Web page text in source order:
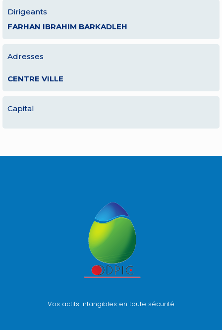
Dirigeants
FARHAN IBRAHIM BARKADLEH
Adresses
CENTRE VILLE
Capital
Vos actifs intangibles en toute sécurité